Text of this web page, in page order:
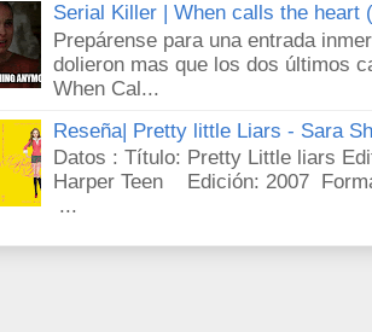
Serial Killer | When calls the heart
Prepárense para una entrada
dolieron mas que los dos últimos
When Cal...
Reseña| Pretty little Liars - Sara
Datos : Título: Pretty Little liars
Harper Teen Edición: 2007
...